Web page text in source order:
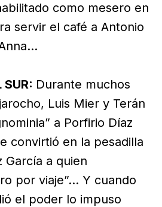
como mesero en
servir el café a Antonio
SUR: Durante muchos
Luis Mier y Terán
a Porfirio Díaz
convirtió en la pesadilla
García a quien
por viaje”… Y cuando
el poder lo impuso